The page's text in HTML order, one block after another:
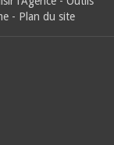
- Plan du site